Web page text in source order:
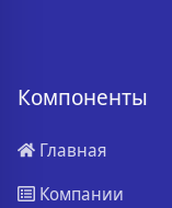
Компоненты
Главная
Компании